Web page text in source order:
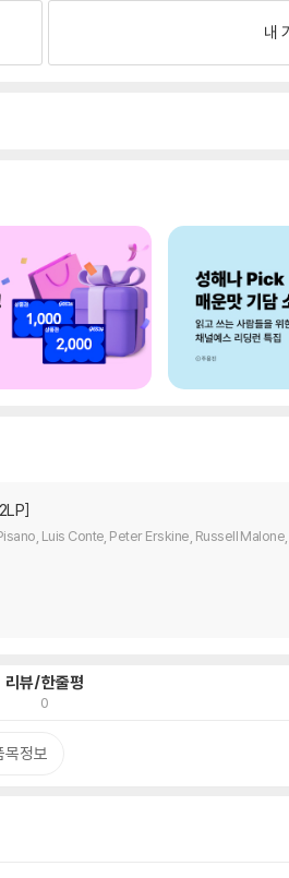
내
Luis Conte, Peter Erskine, Russell
리뷰/한줄평
0
목정보